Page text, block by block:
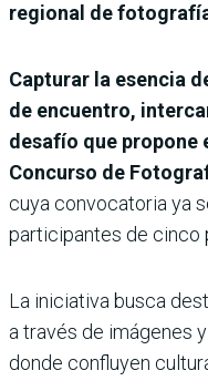
regional de
Capturar la esencia
de encuentro,
desafío que propone
Concurso de
cuya convocatoria ya
participantes de cinco
La iniciativa busca
a través de imágenes
donde confluyen